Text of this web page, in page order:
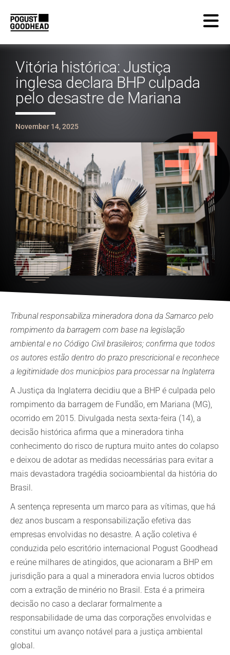
Vitória histórica: Justiça
inglesa declara BHP culpada
pelo desastre de Mariana
November 14, 2025
Tribunal responsabiliza mineradora dona da Samarco pelo
rompimento da barragem com base na legislação
ambiental e no Código Civil brasileiros; confirma que todos
os autores estão dentro do prazo prescricional e reconhece
a legitimidade dos municípios para processar na Inglaterra
A Justiça da Inglaterra decidiu que a BHP é culpada pelo
rompimento da barragem de Fundão, em Mariana (MG),
ocorrido em 2015. Divulgada nesta sexta-feira (14), a
decisão histórica afirma que a mineradora tinha
conhecimento do risco de ruptura muito antes do colapso
e deixou de adotar as medidas necessárias para evitar a
mais devastadora tragédia socioambiental da história do
Brasil.
A sentença representa um marco para as vítimas, que há
dez anos buscam a responsabilização efetiva das
empresas envolvidas no desastre. A ação coletiva é
conduzida pelo escritório internacional Pogust Goodhead
e reúne milhares de atingidos, que acionaram a BHP em
jurisdição para a qual a mineradora envia lucros obtidos
com a extração de minério no Brasil. Esta é a primeira
decisão no caso a declarar formalmente a
responsabilidade de uma das corporações envolvidas e
constitui um avanço notável para a justiça ambiental
global.